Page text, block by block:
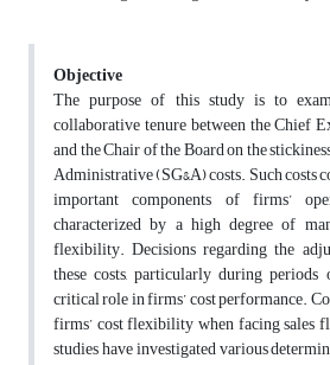
Objective
The purpose of this study is to
collaborative tenure between the Chief
and the Chair of the Board on the
Administrative(SG&A) costs. Such costs
important components of firms’
characterized by a high degree of
flexibility. Decisions regarding the
these costs, particularly during
critical role in firms’ cost performance.
firms’ cost flexibility when facing sales
studies have investigated various